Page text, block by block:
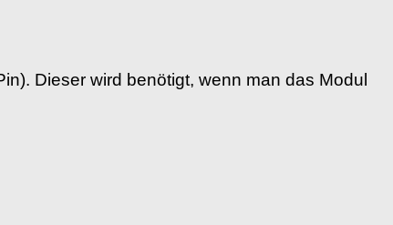
Dieser wird benötigt, wenn man das Modul